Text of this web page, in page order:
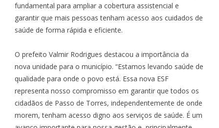
fundamental para ampliar a cobertura assistencial e
garantir que mais pessoas tenham acesso aos cuidados de
saúde de forma rápida e eficiente.
O prefeito Valmir Rodrigues destacou a importância da
nova unidade para o município. “Estamos levando saúde de
qualidade para onde o povo está. Essa nova ESF
representa nosso compromisso em garantir que todos os
cidadãos de Passo de Torres, independentemente de onde
morem, tenham acesso digno aos serviços de saúde. É um